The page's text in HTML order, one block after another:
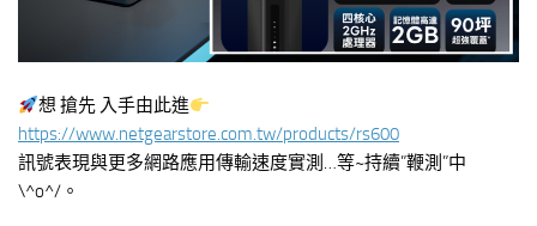
想 搶先 入手由此進
https://www.netgearstore.com.tw/products/rs600
訊號表現與更多網路應用傳輸速度實測…等~持續”鞭測”中
\^o^/。